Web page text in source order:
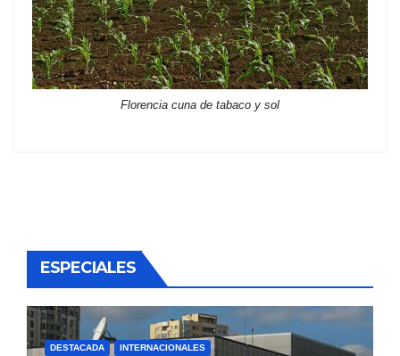
Florencia cuna de tabaco y sol
ESPECIALES
DESTACADA INTERNACIONALES